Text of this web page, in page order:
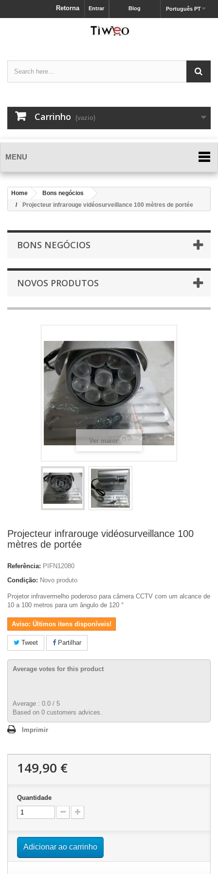
Português PT
Blog
Entrar
Retorna
Carrinho (vazio)
MENU
Home
Bons negócios
Projecteur infrarouge vidéosurveillance 100 mètres de portée
BONS NEGÓCIOS
NOVOS PRODUTOS
Ver maior
Projecteur infrarouge vidéosurveillance 100
mètres de portée
Referência: PIFN12080
Condição: Novo produto
Projetor infravermelho poderoso para câmera CCTV com um alcance de
10 a 100 metros para um ângulo de 120 °
Aviso: Últimos itens disponíveis!
Tweet Partilhar
Average votes for this product
Average : 0.0 / 5
Based on 0 customers advices.
Imprimir
149,90 €
Quantidade
Adicionar ao carrinho